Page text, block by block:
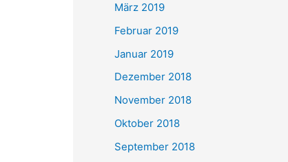
März 2019
Februar 2019
Januar 2019
Dezember 2018
November 2018
Oktober 2018
September 2018